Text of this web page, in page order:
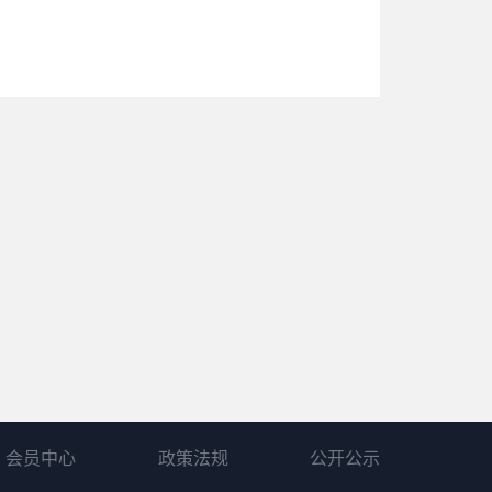
会员中心 政策法规 公开公示